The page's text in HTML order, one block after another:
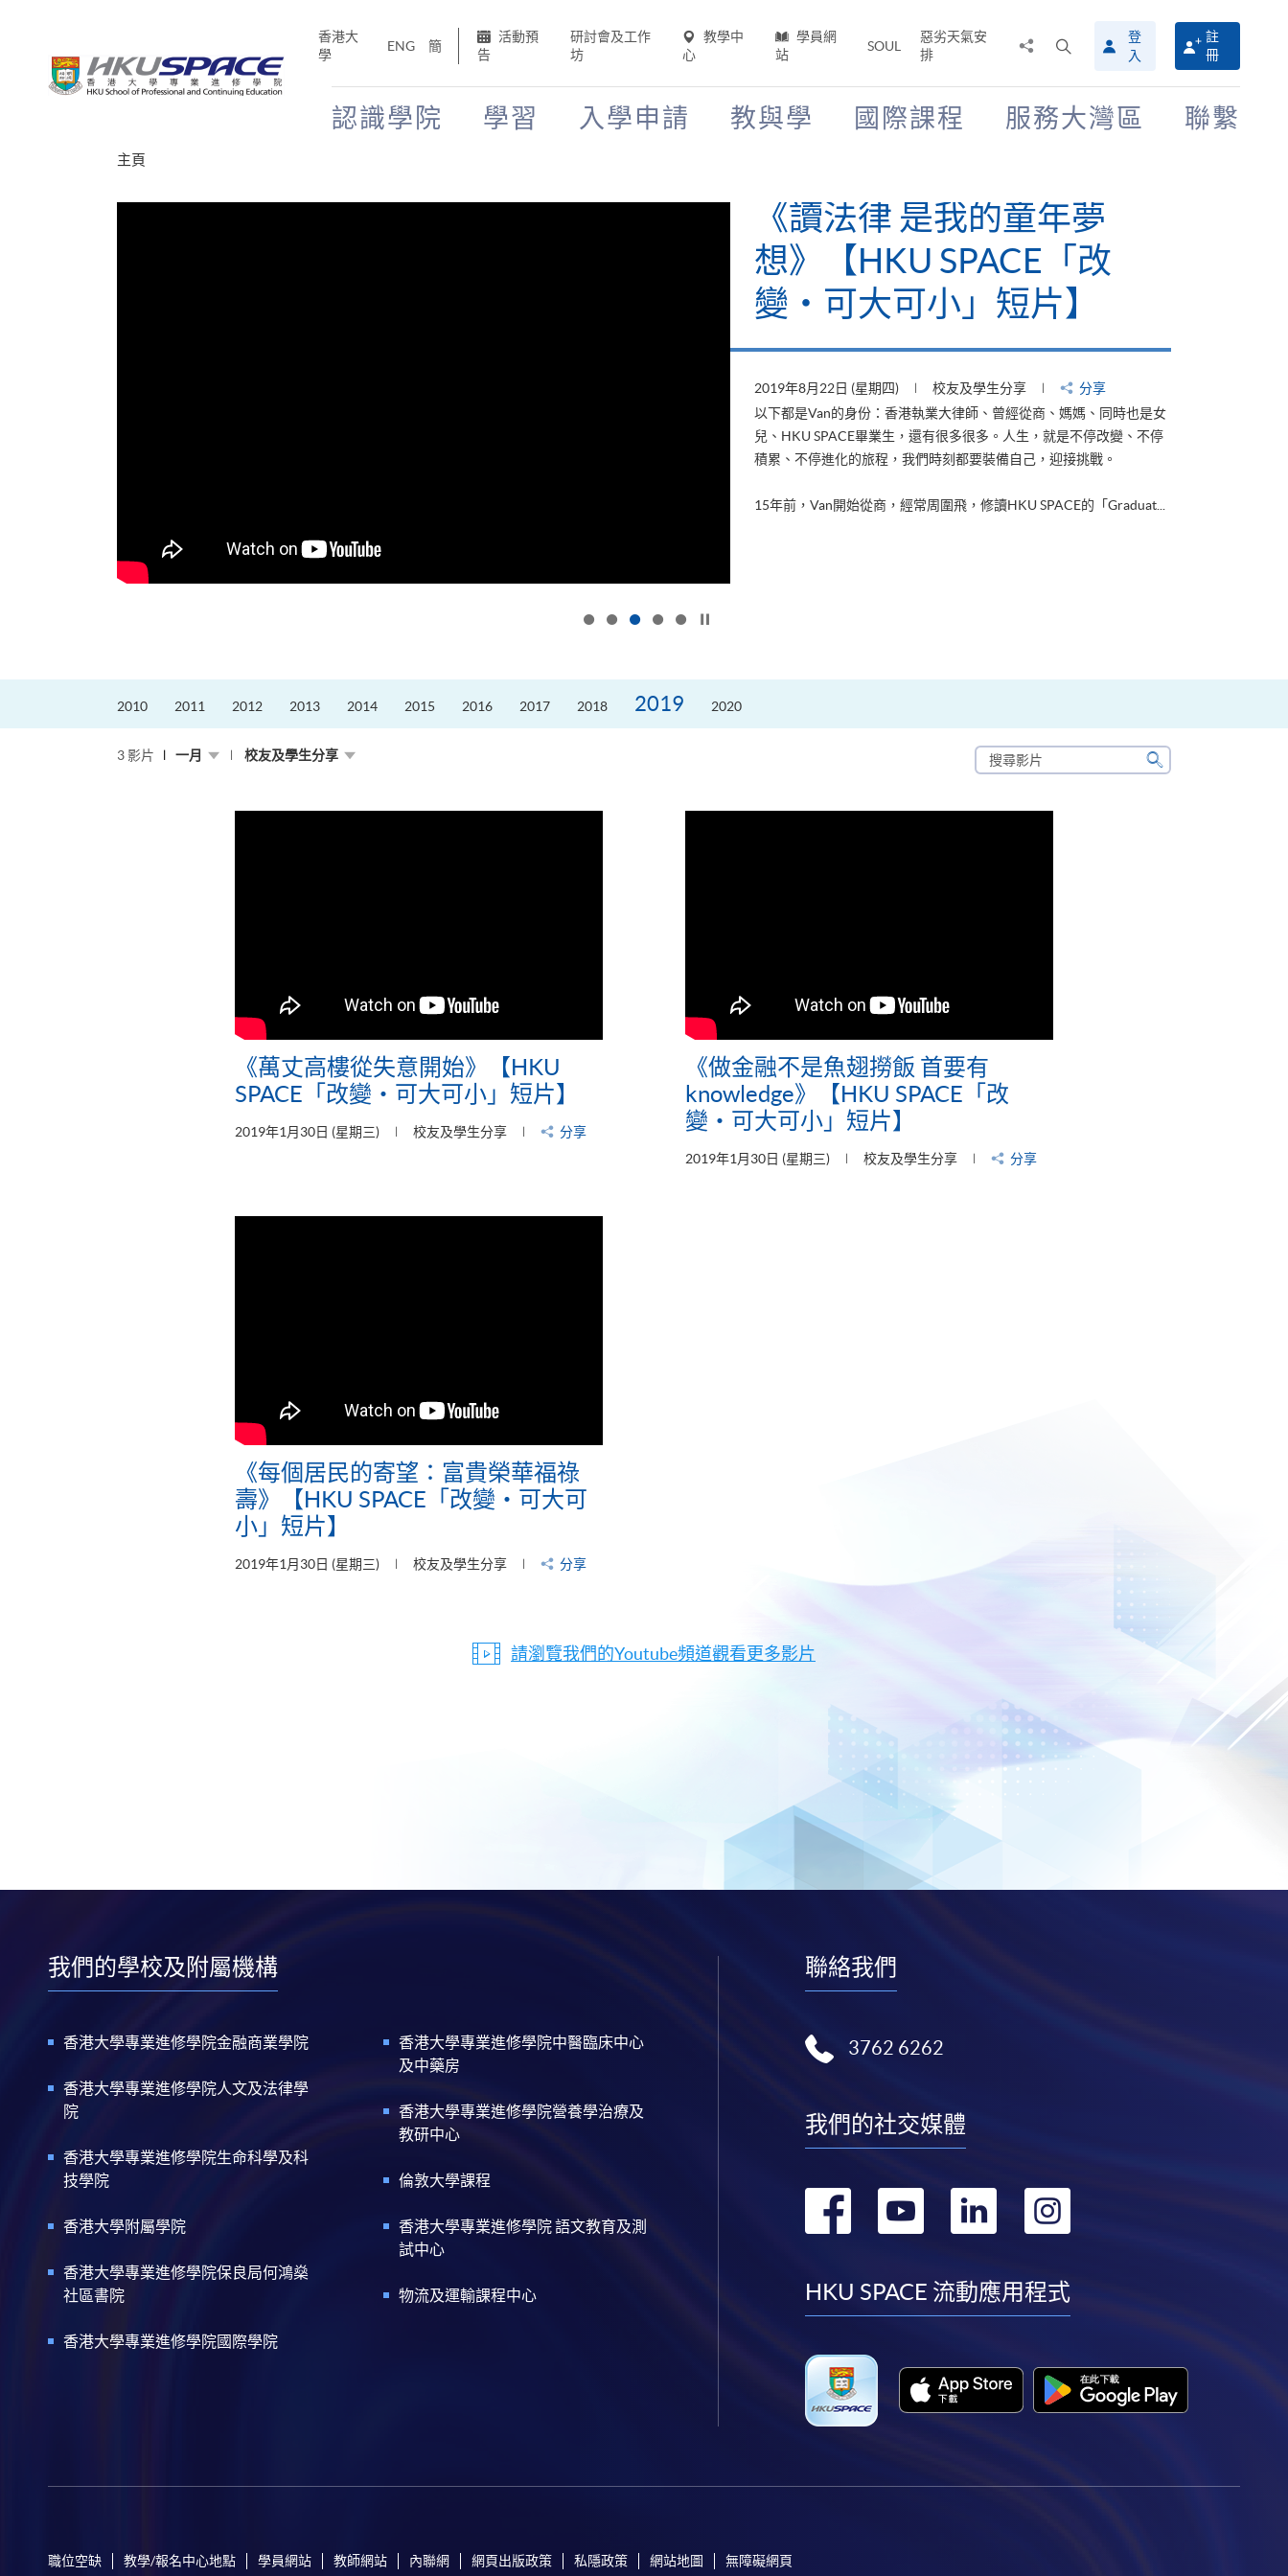
香港大
學
ENG 簡
活動預
告
研討會及工作
坊
教學中
心
學員網
站
SOUL
惡劣天氣安
排
搜
尋
介
登
入
註
冊
認識學院 學習 入學申請 教與學 國際課程 服務大灣區 聯繫
主頁
《讀法律 是我的童年夢
想》【HKU SPACE「改
變‧可大可小」短片】
2019年8月22日 (星期四) 校友及學生分享
分享
以下都是Van的身份：香港執業大律師、曾經從商、媽媽、同時也是女
兒、HKU SPACE畢業生，還有很多很多。人生，就是不停改變、不停
積累、不停進化的旅程，我們時刻都要裝備自己，迎接挑戰。
15年前，Van開始從商，經常周圍飛，修讀HKU SPACE的「Graduat...
2010 2011 2012 2013 2014 2015 2016 2017 2018 2019 2020
3 影片 一月 校友及學生分享
搜
尋
片
搜
《萬丈高樓從失意開始》【HKU
SPACE「改變‧可大可小」短片】
2019年1月30日 (星期三) 校友及學生分享 分享
《做金融不是魚翅撈飯 首要有
knowledge》【HKU SPACE「改
變‧可大可小」短片】
2019年1月30日 (星期三) 校友及學生分享 分享
《每個居民的寄望：富貴榮華福祿
壽》【HKU SPACE「改變‧可大可
小」短片】
2019年1月30日 (星期三) 校友及學生分享 分享
請瀏覽我們的Youtube頻道觀看更多影片
我們的學校及附屬機構
香港大學專業進修學院金融商業學院
香港大學專業進修學院人文及法律學
院
香港大學專業進修學院生命科學及科
技學院
香港大學附屬學院
香港大學專業進修學院保良局何鴻燊
社區書院
香港大學專業進修學院國際學院
香港大學專業進修學院中醫臨床中心
及中藥房
香港大學專業進修學院營養學治療及
教研中心
倫敦大學課程
香港大學專業進修學院 語文教育及測
試中心
物流及運輸課程中心
聯絡我們
3762 6262
我們的社交媒體
轉
facebook
轉
youtube
轉
linkedin
轉
instagram
HKU SPACE 流動應用程式
職位空缺 教學/報名中心地點 學員網站 教師網站 內聯網 網頁出版政策 私隱政策 網站地圖 無障礙網頁